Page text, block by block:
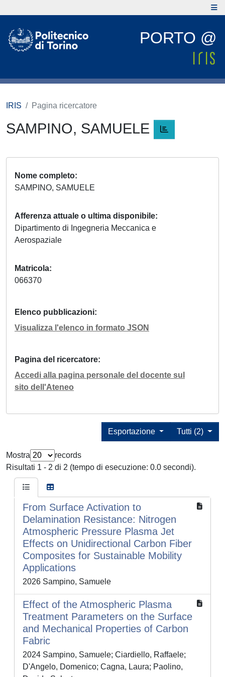
PORTO @
IRIS Pagina ricercatore
SAMPINO, SAMUELE
Nome completo
SAMPINO, SAMUELE
Afferenza attuale o ultima disponibile
Dipartimento di Ingegneria Meccanica e
Aerospaziale
Matricola
066370
Elenco pubblicazioni
Visualizza l'elenco in formato JSON
Pagina del ricercatore
Accedi alla pagina personale del docente sul
sito dell'Ateneo
Tutti (2)
Esportazione
Mostra
records
Risultati 1 - 2 di 2 (tempo di esecuzione: 0.0 secondi).
From Surface Activation to
Delamination Resistance: Nitrogen
Atmospheric Pressure Plasma Jet
Effects on Unidirectional Carbon Fiber
Composites for Sustainable Mobility
Applications
2026 Sampino, Samuele
Effect of the Atmospheric Plasma
Treatment Parameters on the Surface
and Mechanical Properties of Carbon
Fabric
2024 Sampino, Samuele; Ciardiello, Raffaele;
D'Angelo, Domenico; Cagna, Laura; Paolino,